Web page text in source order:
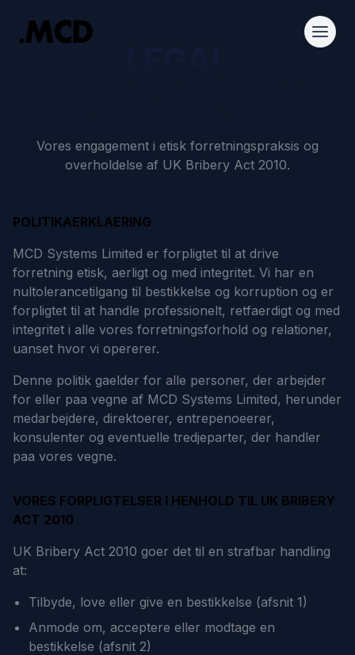
Vores engagement i etisk forretningspraksis og
overholdelse af UK Bribery Act 2010.
POLITIKAERKLAERING
MCD Systems Limited er forpligtet til at drive
forretning etisk, aerligt og med integritet. Vi har en
nultolerancetilgang til bestikkelse og korruption og er
forpligtet til at handle professionelt, retfaerdigt og med
integritet i alle vores forretningsforhold og relationer,
uanset hvor vi opererer.
Denne politik gaelder for alle personer, der arbejder
for eller paa vegne af MCD Systems Limited, herunder
medarbejdere, direktoerer, entrepenoeerer,
konsulenter og eventuelle tredjeparter, der handler
paa vores vegne.
VORES FORPLIGTELSER I HENHOLD TIL UK BRIBERY
ACT 2010
UK Bribery Act 2010 goer det til en strafbar handling
at:
Tilbyde, love eller give en bestikkelse (afsnit 1)
Anmode om, acceptere eller modtage en
bestikkelse (afsnit 2)